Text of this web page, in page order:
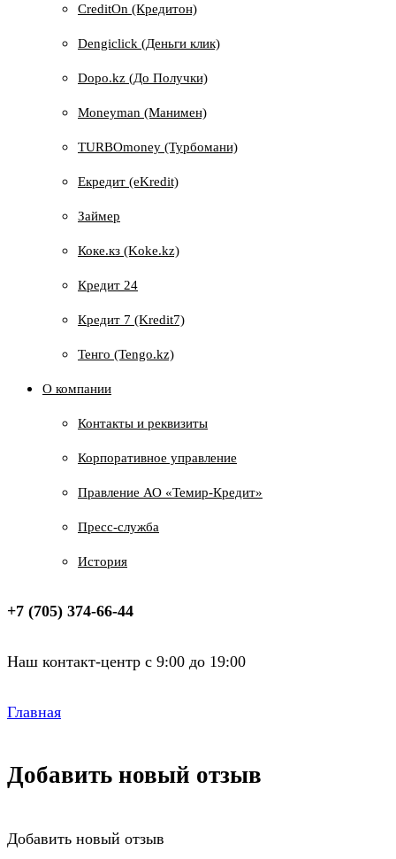
CreditOn (Кредитон)
Dengiclick (Деньги клик)
Dopo.kz (До Получки)
Moneyman (Манимен)
TURBOmoney (Турбомани)
Екредит (еKredit)
Займер
Коке.кз (Koke.kz)
Кредит 24
Кредит 7 (Kredit7)
Тенго (Tengo.kz)
О компании
Контакты и реквизиты
Корпоративное управление
Правление АО «Темир-Кредит»
Пресс-служба
История
+7 (705) 374-66-44
Наш контакт-центр с 9:00 до 19:00
Главная
Добавить новый отзыв
Добавить новый отзыв